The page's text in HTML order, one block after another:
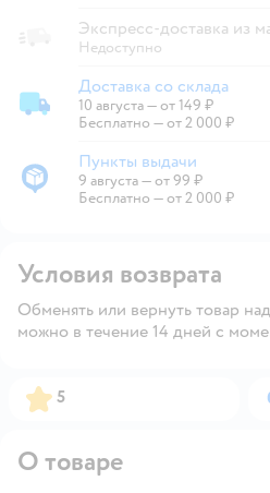
Экспресс-доставка из
Недоступно
Доставка со склада
Доставка со склада
10 августа—от 149 ₽
Бесплатно — от 2 000 ₽
Пункты выдачи
Пункты выдачи
9 августа—от 99 ₽
Бесплатно — от 2 000 ₽
Условия возврата
Обменять или вернуть товар
можно в течение 14 дней с
Рейтинг:
5
О товаре